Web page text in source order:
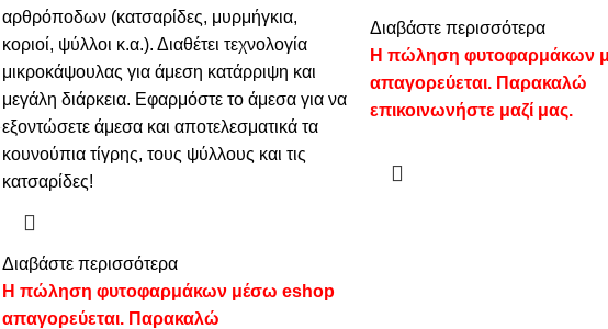
αρθρόποδων (κατσαρίδες, μυρμήγκια,
κοριοί, ψύλλοι κ.α.). Διαθέτει τεχνολογία
μικροκάψουλας για άμεση κατάρριψη και
μεγάλη διάρκεια. Εφαρμόστε το άμεσα για να
εξοντώσετε άμεσα και αποτελεσματικά τα
κουνούπια τίγρης, τους ψύλλους και τις
κατσαρίδες!
Διαβάστε περισσότερα
Η πώληση φυτοφαρμάκων μέσω eshop
απαγορεύεται. Παρακαλώ
Διαβάστε περισσότερα
Η πώληση φυτοφαρμάκων
απαγορεύεται. Παρακαλώ
επικοινωνήστε μαζί μας.